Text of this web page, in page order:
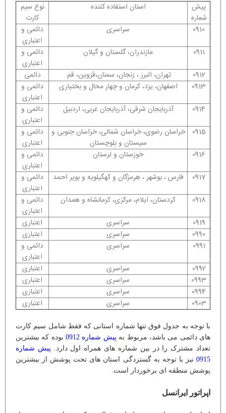
پیش
شماره
استان استفاده کننده
نوع سیم
کارت
0910
سراسری
دائمی و
اعتباری
0911
مازندران، گلستان و گیلان
دائمی و
اعتباری
0912
تهران، البرز ، زنجان، سمنان،قزوین، قم
دائمی
0913
اصفهان، یزد، کرمان و چهار محال و بختیاری
دائمی و
اعتباری
0914
آذربایجان شرقی، آذربایجان غربی، اردبیل
دائمی و
اعتباری
0915
خراسان رضوی، خراسان شمالی، خراسان جنوبی و
سیستان و بلوچستان
دائمی و
اعتباری
0916
خوزستان و لرستان
دائمی و
اعتباری
0917
فارس ، بوشهر ، هرمزگان و کهگیلویه و بویر احمد
دائمی و
اعتباری
0918
کردستان، ایلام، مرکزی، کرمانشاه و همدان
دائمی و
اعتباری
0919
سراسری
اعتباری
0990
سراسری
اعتباری
0991
سراسری
دائمی و
اعتباری
0992
سراسری
اعتباری
0993
سراسری
اعتباری
0994
سراسری
اعتباری
0903
سراسری اعتباری
با توجه به جدول فوق تنها شماره استانی که فقط شامل سیم کارت
های دائمی می باشد، مربوط به پیش شماره 0912
بوده که بیشترین
تعداد مشترک را در بین شماره های همراه اول دارد. پیش شماره
0915 نیز با توجه به گستردگی استان های تحت پوشش از بیشترین
پوشش منطقه ای برخوردار است.
اپراتور ایرانسل